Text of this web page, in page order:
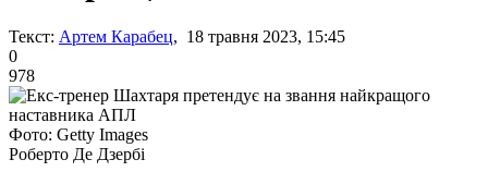
Текст: Артем Карабец, 18 травня 2023, 15:45
0
978
Фото: Getty Images
Роберто Де Дзербі